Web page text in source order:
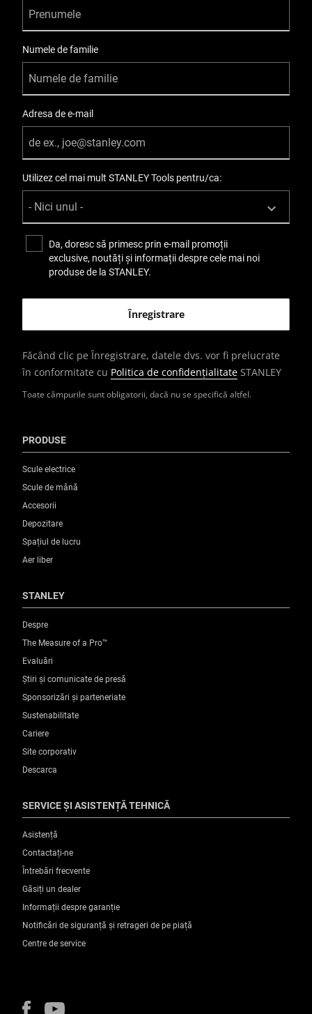
Toate câmpurile sunt obligatorii, dacă nu se specifică altfel.
Numele de familie
Adresa de e-mail
Utilizez cel mai mult STANLEY Tools pentru/ca:
Da, doresc să primesc prin e-mail promoții
exclusive, noutăți și informații despre cele mai noi
produse de la STANLEY.
Făcând clic pe Înregistrare, datele dvs. vor fi prelucrate
în conformitate cu Politica de confidențialitate STANLEY
PRODUSE
Scule electrice
Scule de mână
Accesorii
Depozitare
Spațiul de lucru
Aer liber
STANLEY
Despre
The Measure of a Pro™
Evaluări
Știri și comunicate de presă
Sponsorizări și parteneriate
Sustenabilitate
Cariere
Site corporativ
Descarca
SERVICE ȘI ASISTENȚĂ TEHNICĂ
Asistență
Contactați-ne
Întrebări frecvente
Găsiți un dealer
Informații despre garanție
Notificări de siguranță și retrageri de pe piață
Centre de service